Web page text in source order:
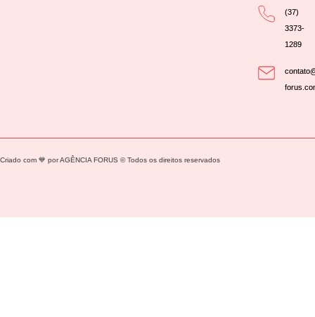
(37)
3373-
1289
Criado com 💙 por AGÊNCIA FORUS © Todos os direitos reservados